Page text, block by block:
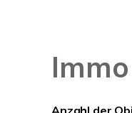
Anzahl der